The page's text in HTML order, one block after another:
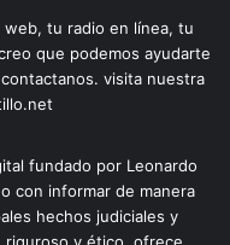
tu radio en línea, tu
que podemos ayudarte
visita nuestra
fundado por Leonardo
con informar de manera
hechos judiciales y